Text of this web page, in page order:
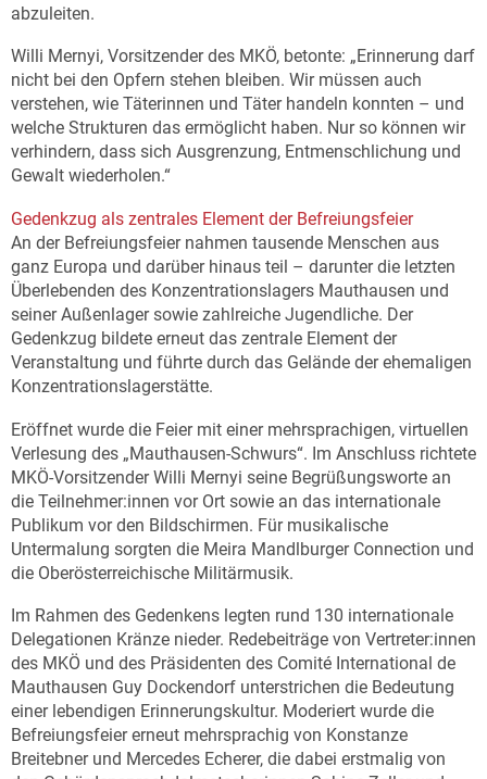
abzuleiten.
Willi Mernyi, Vorsitzender des MKÖ, betonte: „Erinnerung darf
nicht bei den Opfern stehen bleiben. Wir müssen auch
verstehen, wie Täterinnen und Täter handeln konnten – und
welche Strukturen das ermöglicht haben. Nur so können wir
verhindern, dass sich Ausgrenzung, Entmenschlichung und
Gewalt wiederholen.“
Gedenkzug als zentrales Element der Befreiungsfeier
An der Befreiungsfeier nahmen tausende Menschen aus
ganz Europa und darüber hinaus teil – darunter die letzten
Überlebenden des Konzentrationslagers Mauthausen und
seiner Außenlager sowie zahlreiche Jugendliche. Der
Gedenkzug bildete erneut das zentrale Element der
Veranstaltung und führte durch das Gelände der ehemaligen
Konzentrationslagerstätte.
Eröffnet wurde die Feier mit einer mehrsprachigen, virtuellen
Verlesung des „Mauthausen-Schwurs“. Im Anschluss richtete
MKÖ-Vorsitzender Willi Mernyi seine Begrüßungsworte an
die Teilnehmer:innen vor Ort sowie an das internationale
Publikum vor den Bildschirmen. Für musikalische
Untermalung sorgten die Meira Mandlburger Connection und
die Oberösterreichische Militärmusik.
Im Rahmen des Gedenkens legten rund 130 internationale
Delegationen Kränze nieder. Redebeiträge von Vertreter:innen
des MKÖ und des Präsidenten des Comité International de
Mauthausen Guy Dockendorf unterstrichen die Bedeutung
einer lebendigen Erinnerungskultur. Moderiert wurde die
Befreiungsfeier erneut mehrsprachig von Konstanze
Breitebner und Mercedes Echerer, die dabei erstmalig von